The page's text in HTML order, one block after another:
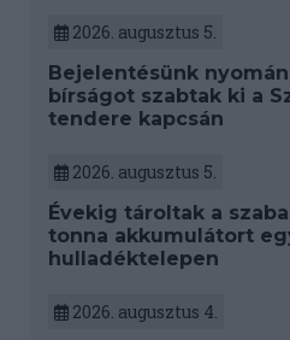
2026. augusztus 5.
Bejelentésünk
bírságot szabtak ki a
tendere kapcsán
2026. augusztus 5.
Évekig tároltak a
tonna akkumulátort
hulladéktelepen
2026. augusztus 4.